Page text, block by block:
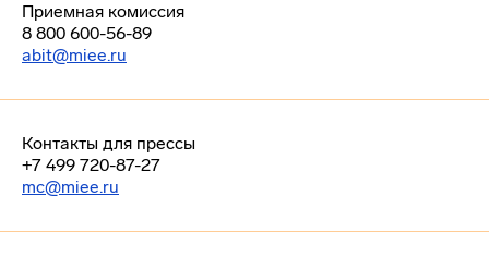
Приемная комиссия
8 800 600-56-89
abit@miee.ru
Контакты для прессы
+7 499 720-87-27
mc@miee.ru